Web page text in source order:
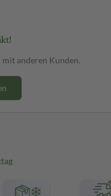
anderen Kunden.